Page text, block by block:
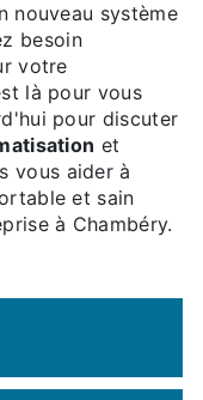
nouveau système
besoin
votre
là pour vous
pour discuter
et
vous aider à
et sain
à Chambéry.